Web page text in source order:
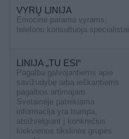
VYRŲ LINIJA
Emocinė parama vyrams,
telefonu konsultuoja specialistai
LINIJA „TU ESI“
Pagalba galvojantiems apie
savižudybę arba ieškantiems
pagalbos artimajam
Svetainėje pateikiama
informacija yra trumpa,
atsižvelgiant į konkrečius
kiekvienos tikslinės grupės